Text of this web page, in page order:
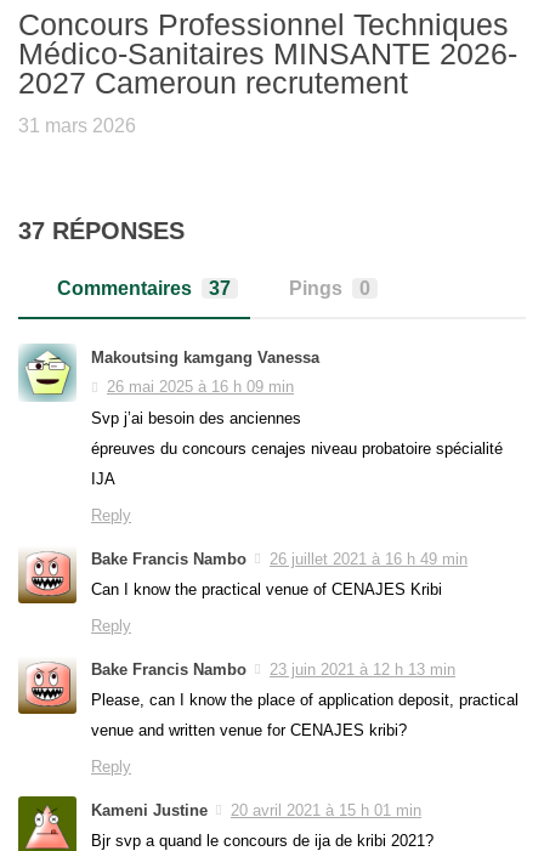
Concours Professionnel Techniques
Médico-Sanitaires MINSANTE 2026-
2027 Cameroun recrutement
31 mars 2026
37 RÉPONSES
Commentaires 37 Pings 0
Makoutsing kamgang Vanessa
26 mai 2025 à 16 h 09 min
Svp j’ai besoin des anciennes
épreuves du concours cenajes niveau probatoire spécialité
IJA
Reply
Bake Francis Nambo
26 juillet 2021 à 16 h 49 min
Can I know the practical venue of CENAJES Kribi
Reply
Bake Francis Nambo
23 juin 2021 à 12 h 13 min
Please, can I know the place of application deposit, practical
venue and written venue for CENAJES kribi?
Reply
Kameni Justine
20 avril 2021 à 15 h 01 min
Bjr svp a quand le concours de ija de kribi 2021?